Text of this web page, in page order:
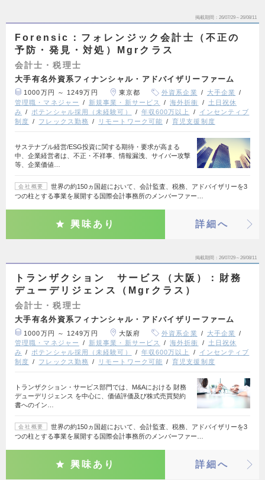
掲載期間 26/07/29～26/08/11
Forensic：フォレンジック会計士（不正の
予防・発見・対処）Mgrクラス
会計士・税理士
大手有名外資系フィナンシャル・アドバイザリーファーム
1000万円 ～ 1249万円 東京都 外資系企業
大手企業
管理職・マネジャー
新規事業・新サービス 海外折衝
土日祝休
み
ポテンシャル採用（未経験可） 年収600万以上
インセンティブ
制度
フレックス勤務 リモートワーク可能 育児支援制度
サステナブル経営/ESG投資に関する期待・要求が高まる
中、企業経営者は、不正・不祥事、情報漏洩、サイバー攻撃
等、企業価値…
会社概要
世界の約150ヵ国超において、会計監査、税務、アドバイザリーを3
つの柱とする事業を展開する国際会計事務所のメンバーファー…
興味あり 詳細へ
掲載期間 26/07/29～26/08/11
トランザクション サービス（大阪）：財務
デューデリジェンス（Mgrクラス）
会計士・税理士
大手有名外資系フィナンシャル・アドバイザリーファーム
1000万円 ～ 1249万円 大阪府 外資系企業
大手企業
管理職・マネジャー
新規事業・新サービス 海外折衝
土日祝休
み
ポテンシャル採用（未経験可） 年収600万以上
インセンティブ
制度
フレックス勤務 リモートワーク可能 育児支援制度
トランザクション・サービス部門では、M&Aにおける 財務
デューデリジェンス を中心に、価値評価及び株式売買契約
書へのイン…
会社概要
世界の約150ヵ国超において、会計監査、税務、アドバイザリーを3
つの柱とする事業を展開する国際会計事務所のメンバーファー…
興味あり 詳細へ